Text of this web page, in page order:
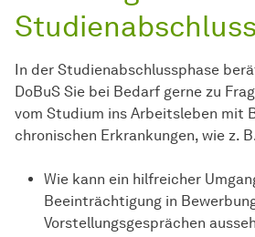
In der Studienabschlussphase
DoBuS Sie bei Bedarf gerne zu
vom Studium ins Arbeitsleben mit
chronischen Erkrankungen, wie z.
Wie kann ein hilfreicher
Beeinträchtigung in
Vorstellungsgesprächen